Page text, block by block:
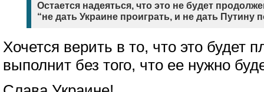
Остается надеяться, что это не будет
“не дать Украине проиграть, и не дать Путину
Хочется верить в то, что это будет
выполнит без того, что ее нужно